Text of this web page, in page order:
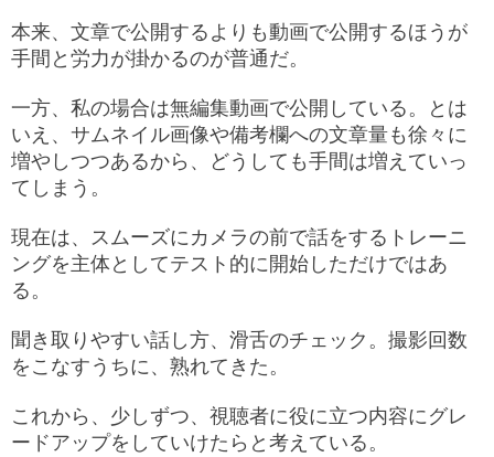
本来、文章で公開するよりも動画で公開するほうが
手間と労力が掛かるのが普通だ。
一方、私の場合は無編集動画で公開している。とは
いえ、サムネイル画像や備考欄への文章量も徐々に
増やしつつあるから、どうしても手間は増えていっ
てしまう。
現在は、スムーズにカメラの前で話をするトレーニ
ングを主体としてテスト的に開始しただけではあ
る。
聞き取りやすい話し方、滑舌のチェック。撮影回数
をこなすうちに、熟れてきた。
これから、少しずつ、視聴者に役に立つ内容にグレ
ードアップをしていけたらと考えている。